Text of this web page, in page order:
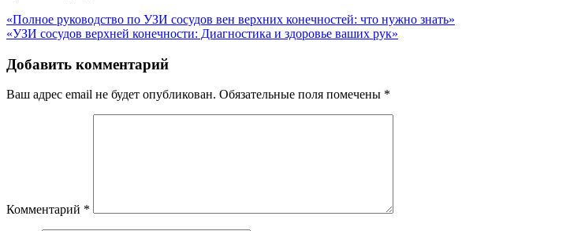
Навигация
по
записям
«Полное руководство по УЗИ сосудов вен верхних конечностей: что нужно знать»
«УЗИ сосудов верхней конечности: Диагностика и здоровье ваших рук»
Добавить комментарий
Ваш адрес email не будет опубликован. Обязательные поля помечены *
Комментарий *